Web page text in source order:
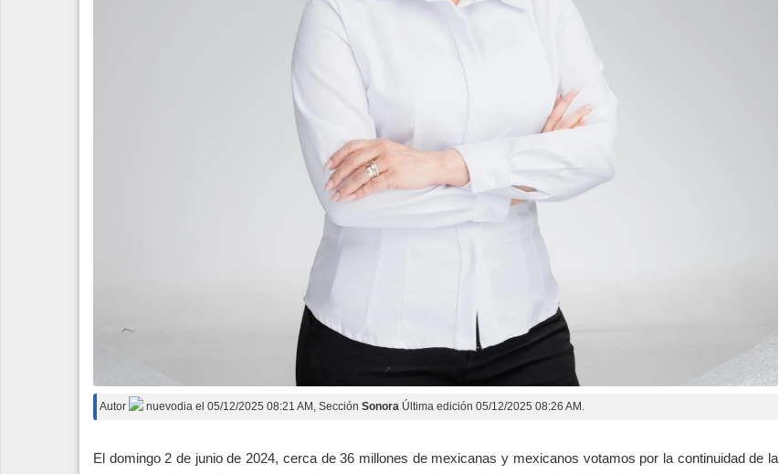
Autor nuevodia el 05/12/2025 08:21 AM , Sección Sonora Última edición 05/12/2025 08:26 AM.
El domingo 2 de junio de 2024, cerca de 36 millones de mexicanas y mexicanos votamos por la continuidad de la